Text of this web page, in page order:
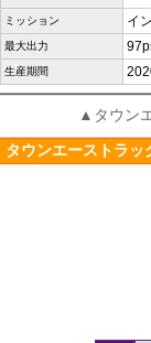
ミッション イ
最大出力
生産期間
▲タウン
タウンエーストラッ